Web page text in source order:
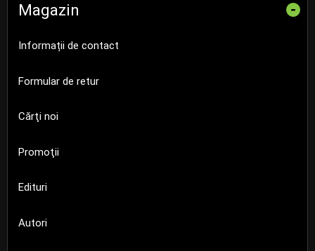
Magazin -
Informații de contact
Formular de retur
Cărţi noi
Promoţii
Edituri
Autori